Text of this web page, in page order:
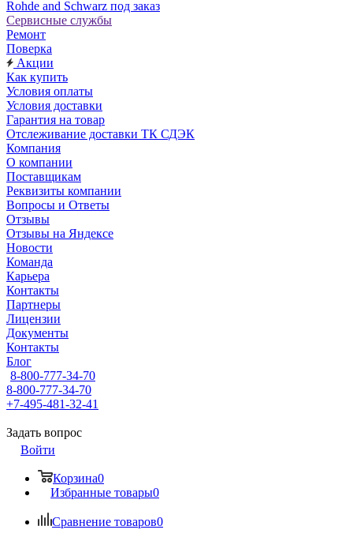
Rohde and Schwarz под заказ
Сервисные службы
Ремонт
Поверка
Акции
Как купить
Условия оплаты
Условия доставки
Гарантия на товар
Отслеживание доставки ТК СДЭК
Компания
О компании
Поставщикам
Реквизиты компании
Вопросы и Ответы
Отзывы
Отзывы на Яндексе
Новости
Команда
Карьера
Контакты
Партнеры
Лицензии
Документы
Контакты
Блог
8-800-777-34-70
8-800-777-34-70
+7-495-481-32-41
Задать вопрос
Войти
Корзина0
Избранные товары0
Сравнение товаров0